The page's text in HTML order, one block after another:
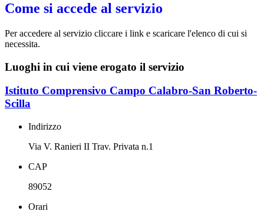
Come si accede al servizio
Per accedere al servizio cliccare i link e scaricare l'elenco di cui si
necessita.
Luoghi in cui viene erogato il servizio
Istituto Comprensivo Campo Calabro-San Roberto-
Scilla
Indirizzo
Via V. Ranieri II Trav. Privata n.1
CAP
89052
Orari